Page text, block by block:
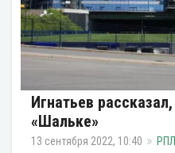
Игнатьев
«Шальке»
13 сентября 2022, 10:40 РПЛ